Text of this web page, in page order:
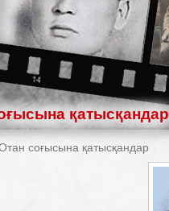
қатысқандар
соғысына қатысқандар